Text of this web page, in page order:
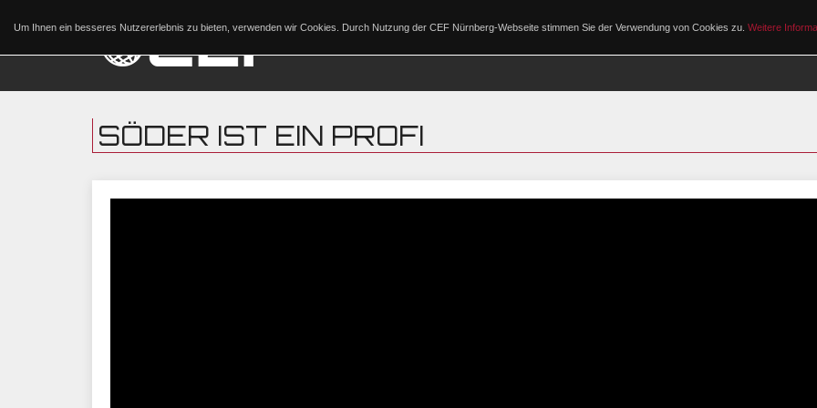
Um Ihnen ein besseres Nutzererlebnis zu bieten, verwenden wir Cookies. Durch Nutzung der CEF Nürnberg-Webseite stimmen Sie der Verwendung von Cookies zu. Weitere
SÖDER IST EIN PROFI